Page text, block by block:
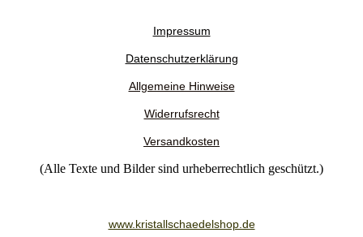
Impressum
Datenschutzerklärung
Allgemeine Hinweise
Widerrufsrecht
Versandkosten
(Alle Texte und Bilder sind urheberrechtlich geschützt.)
www.kristallschaedelshop.de